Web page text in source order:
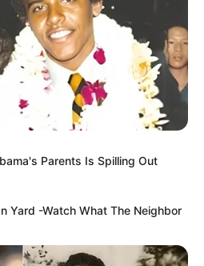
Parents Is Spilling Out
Yard -Watch What The Neighbor